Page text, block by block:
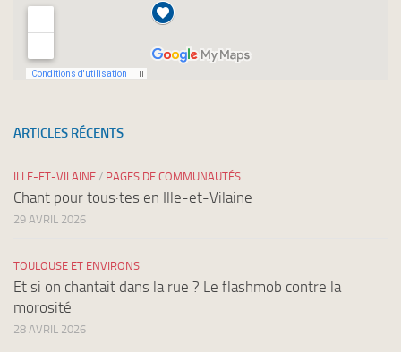
ARTICLES RÉCENTS
ILLE-ET-VILAINE / PAGES DE COMMUNAUTÉS
Chant pour tous·tes en Ille-et-Vilaine
29 AVRIL 2026
TOULOUSE ET ENVIRONS
Et si on chantait dans la rue ? Le flashmob contre la
morosité
28 AVRIL 2026